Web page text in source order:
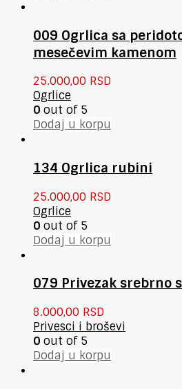
009 Ogrlica sa
mesečevim kamenom
25.000,00 RSD
Ogrlice
0 out of 5
Dodaj u korpu
134 Ogrlica rubini
25.000,00 RSD
Ogrlice
0 out of 5
Dodaj u korpu
079 Privezak srebrno
8.000,00 RSD
Privesci i broševi
0 out of 5
Dodaj u korpu